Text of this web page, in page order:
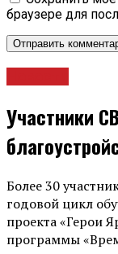
браузере для
Участники
Более 30
годовой цикл
проекта «Герои
программы